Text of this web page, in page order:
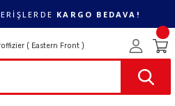
KARGO BEDAVA!